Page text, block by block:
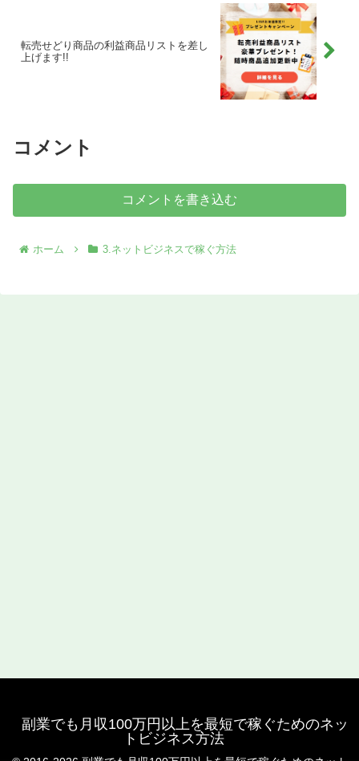
転売せどり商品の利益商品リストを差し
上げます!!
コメント
コメントを書き込む
ホーム 3.ネットビジネスで稼ぐ方法
副業でも月収100万円以上を最短で稼ぐためのネッ
トビジネス方法